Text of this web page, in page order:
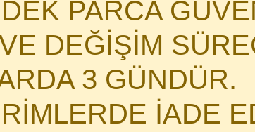
PARCA
DEĞİŞİM
3 GÜNDÜR.
İADE